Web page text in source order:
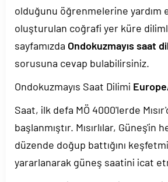
olduğunu öğrenmelerine yardım
oluşturulan coğrafi yer küre
sayfamızda Ondokuzmayıs saat
sorusuna cevap bulabilirsiniz.
Ondokuzmayıs Saat Dilimi
Saat, ilk defa MÖ 4000'lerde
başlanmıştır. Mısırlılar, Güneş'in
düzende doğup battığını
yararlanarak güneş saatini icat